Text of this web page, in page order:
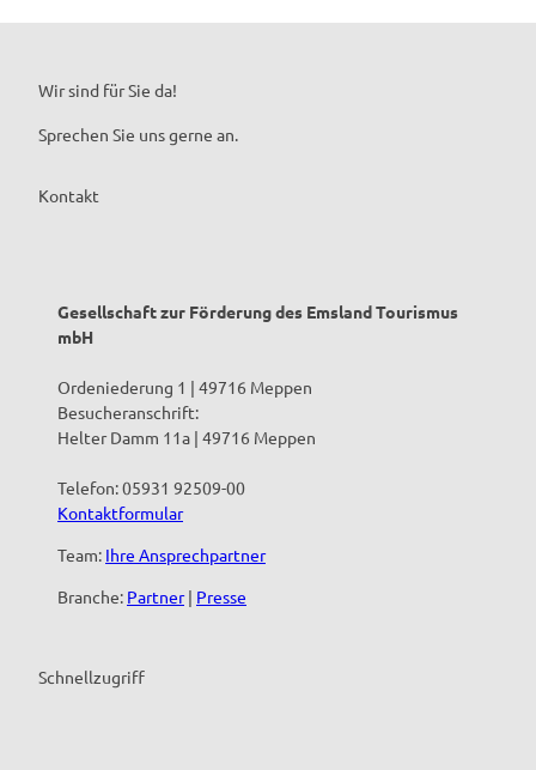
Wir sind für Sie da!
Sprechen Sie uns gerne an.
Kontakt
Gesellschaft zur Förderung des Emsland Tourismus
mbH
Ordeniederung 1 | 49716 Meppen
Besucheranschrift:
Helter Damm 11a | 49716 Meppen
Telefon: 05931 92509-00
Kontaktformular
Team: Ihre Ansprechpartner
Branche: Partner| Presse
Schnellzugriff